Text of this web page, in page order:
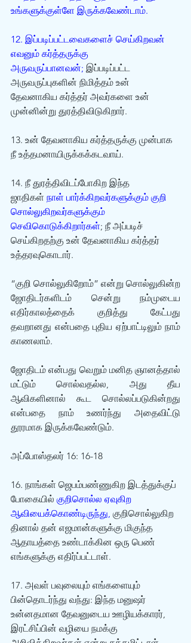
உங்களுக்குள்ளே இருக்கவேண்டாம்.
12. இப்படிப்பட்டவைகளைச் செய்கிறவன்
எவனும் கர்த்தருக்கு
அருவருப்பானவன்; இப்படிப்பட்ட
அருவருப்புகளின் நிமித்தம் உன்
தேவனாகிய கர்த்தர் அவர்களை உன்
முன்னின்று துரத்திவிடுகிறார்.
13. உன் தேவனாகிய கர்த்தருக்கு முன்பாக
நீ உத்தமனாயிருக்கக்கடவாய்.
14. நீ துரத்திவிடப்போகிற இந்த
ஜாதிகள் நாள் பார்க்கிறவர்களுக்கும் குறி
சொல்லுகிறவர்களுக்கும்
செவிகொடுக்கிறார்கள்; நீ அப்படிச்
செய்கிறதற்கு உன் தேவனாகிய கர்த்தர்
உத்தரவுகொடார்.
“குறி சொல்லுகிறோம்” என்று சொல்லுகின்ற
ஜோதிடர்களிடம் சென்று நம்முடைய
எதிர்காலத்தைக் குறித்து கேட்பது
தவறானது என்பதை புதிய ஏற்பாட்டிலும் நாம்
காணலாம்.
ஜோதிடம் என்பது வெறும் மனித ஞானத்தால்
மட்டும் சொல்வதல்ல, அது தீய
ஆவிகளினால் கூட சொல்லப்படுகின்றது
என்பதை நாம் உணர்ந்து அதைவிட்டு
தூரமாக இருக்கவேண்டும்.
அப்போஸ்தலர் 16: 16-18
16. நாங்கள் ஜெபம்பண்ணுகிற இடத்துக்குப்
போகையில் குறிசொல்ல ஏவுகிற
ஆவியைக்கொண்டிருந்து, குறிசொல்லுகிற
தினால் தன் எஜமான்களுக்கு மிகுந்த
ஆதாயத்தை உண்டாக்கின ஒரு பெண்
எங்களுக்கு எதிர்ப்பட்டாள்.
17. அவள் பவுலையும் எங்களையும்
பின்தொடர்ந்து வந்து: இந்த மனுஷர்
உன்னதமான தேவனுடைய ஊழியக்காரர்,
இரட்சிப்பின் வழியை நமக்கு